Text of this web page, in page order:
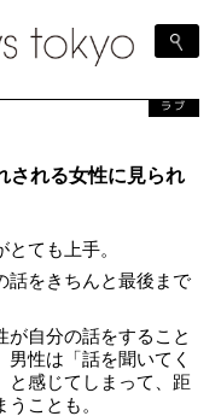
ラブ
される女性に見られ
ても上手。
話をきちんと最後まで
自分の話をすること
性は「話を聞いてく
と感じてしまって、距
ことも。